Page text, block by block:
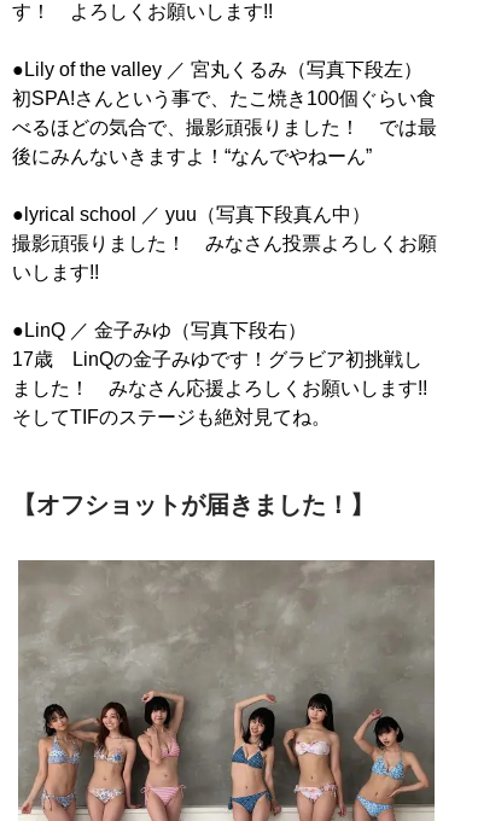
す！ よろしくお願いします!!
●Lily of the valley ／ 宮丸くるみ（写真下段左）
初SPA!さんという事で、たこ焼き100個ぐらい食
べるほどの気合で、撮影頑張りました！ では最
後にみんないきますよ！“なんでやねーん”
●lyrical school ／ yuu（写真下段真ん中）
撮影頑張りました！ みなさん投票よろしくお願
いします!!
●LinQ ／ 金子みゆ（写真下段右）
17歳 LinQの金子みゆです！グラビア初挑戦し
ました！ みなさん応援よろしくお願いします!!
そしてTIFのステージも絶対見てね。
【オフショットが届きました！】